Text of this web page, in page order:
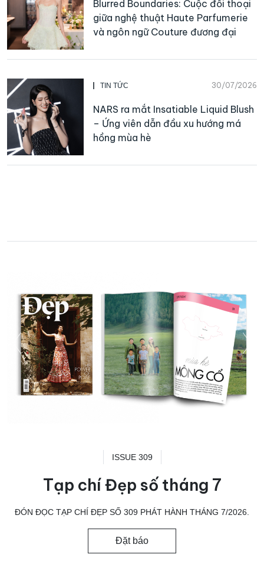
Blurred Boundaries: Cuộc đối thoại
giữa nghệ thuật Haute Parfumerie
và ngôn ngữ Couture đương đại
TIN TỨC 30/07/2026
NARS ra mắt Insatiable Liquid Blush
– Ứng viên dẫn đầu xu hướng má
hồng mùa hè
ISSUE 309
Tạp chí Đẹp số tháng 7
ĐÓN ĐỌC TẠP CHÍ ĐẸP SỐ 309 PHÁT HÀNH THÁNG 7/2026.
Đặt báo